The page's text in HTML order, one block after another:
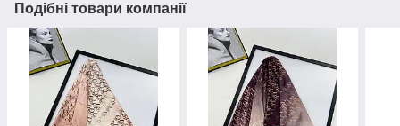
Подібні товари компанії